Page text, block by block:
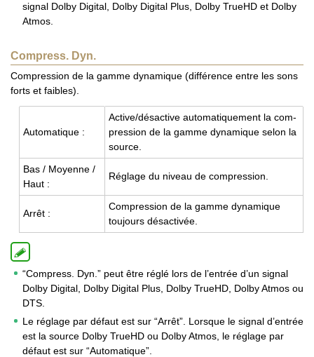
signal Dolby Digital, Dolby Digital Plus, Dolby TrueHD et Dolby
Atmos.
Compress. Dyn.
Compression de la gamme dynamique (différence entre les sons
forts et faibles).
Auto­ma­tique :
Active/désac­tive auto­ma­ti­que­ment la com­
pres­sion de la gamme dyna­mique selon la
source.
Bas / Moyenne /
Haut :
Réglage du niveau de com­pres­sion.
Arrêt :
Com­pres­sion de la gamme dyna­mique
tou­jours désac­ti­vée.
“Compress. Dyn.” peut être réglé lors de l’entrée d’un signal
Dolby Digital, Dolby Digital Plus, Dolby TrueHD, Dolby Atmos ou
DTS.
Le réglage par défaut est sur “Arrêt”. Lorsque le signal d’entrée
est la source Dolby TrueHD ou Dolby Atmos, le réglage par
défaut est sur “Automatique”.